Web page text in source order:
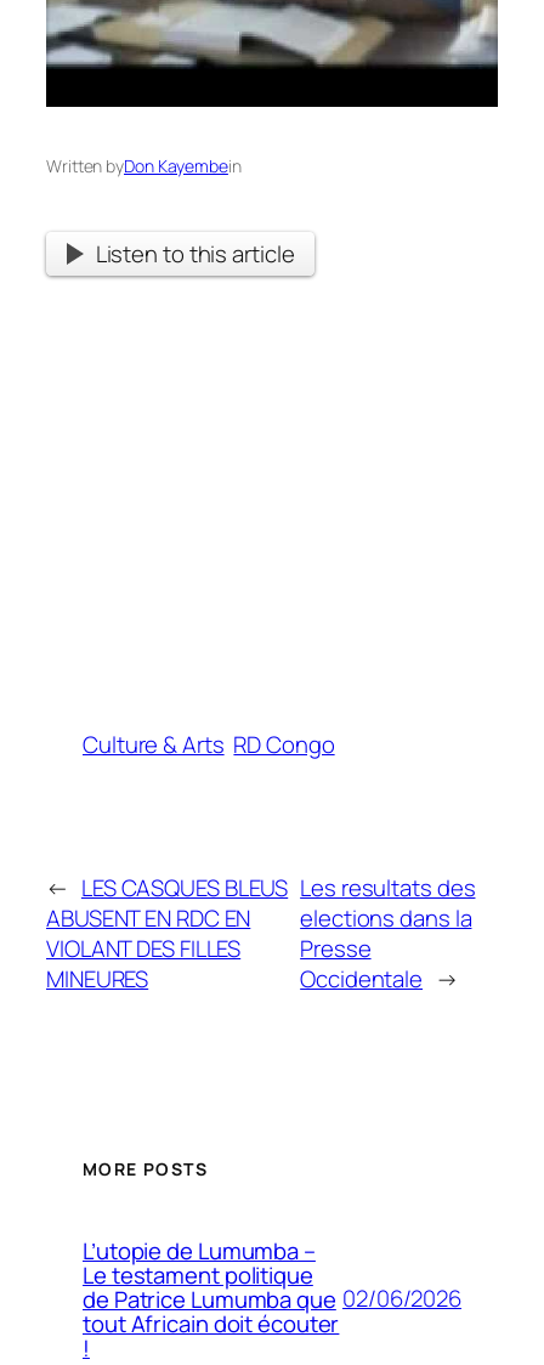
Written byDon Kayembein
Listen to this article
Culture & Arts RD Congo
← LES CASQUES BLEUS
ABUSENT EN RDC EN
VIOLANT DES FILLES
MINEURES
Les resultats des
elections dans la
Presse
Occidentale →
MORE POSTS
L’utopie de Lumumba –
Le testament politique
de Patrice Lumumba que
tout Africain doit écouter
!
02/06/2026